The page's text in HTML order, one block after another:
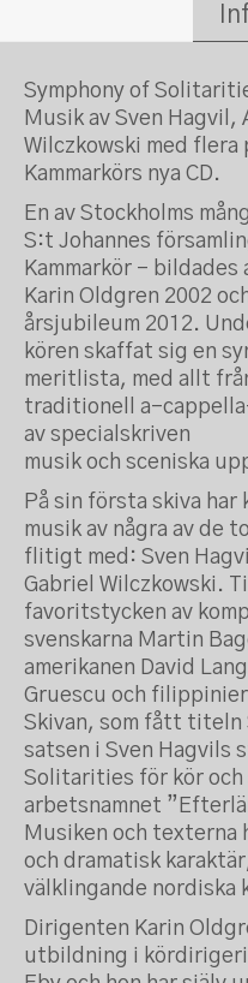
Symphony of
Musik av Sven Hagvil,
Wilczkowski med flera
Kammarkörs nya CD.
En av Stockholms
S:t Johannes
Kammarkör –
Karin Oldgren 2002
årsjubileum 2012.
kören skaffat sig en
meritlista, med allt
traditionell a-
av specialskriven
musik och sceniska
På sin första skiva
musik av några av de
flitigt med: Sven
Gabriel Wilczkowski.
favoritstycken av
svenskarna Martin
amerikanen David
Gruescu och
Skivan, som fått
satsen i Sven Hagvils
Solitarities för kör och
arbetsnamnet
Musiken och texterna
och dramatisk
välklingande nordiska
Dirigenten Karin
utbildning i